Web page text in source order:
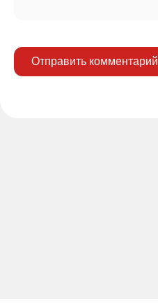
Отправить комментарий